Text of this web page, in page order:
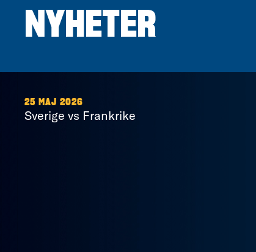
NYHETER
25 MAJ 2026
Sverige vs Frankrike